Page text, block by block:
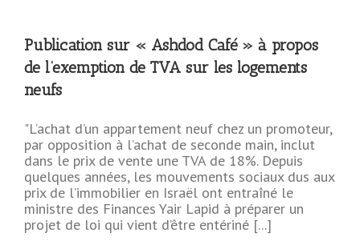
Publication sur « Ashdod Café » à propos
de l’exemption de TVA sur les logements
neufs
"L’achat d’un appartement neuf chez un promoteur,
par opposition à l’achat de seconde main, inclut
dans le prix de vente une TVA de 18%. Depuis
quelques années, les mouvements sociaux dus aux
prix de l’immobilier en Israël ont entraîné le
ministre des Finances Yair Lapid à préparer un
projet de loi qui vient d’être entériné [...]